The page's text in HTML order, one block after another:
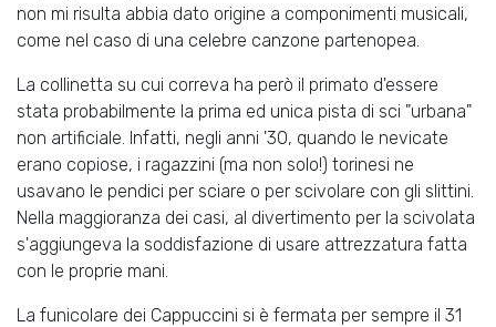
non mi risulta abbia dato origine a componimenti musicali,
come nel caso di una celebre canzone partenopea.
La collinetta su cui correva ha però il primato d'essere
stata probabilmente la prima ed unica pista di sci "urbana"
non artificiale. Infatti, negli anni '30, quando le nevicate
erano copiose, i ragazzini (ma non solo!) torinesi ne
usavano le pendici per sciare o per scivolare con gli slittini.
Nella maggioranza dei casi, al divertimento per la scivolata
s'aggiungeva la soddisfazione di usare attrezzatura fatta
con le proprie mani.
La funicolare dei Cappuccini si è fermata per sempre il 31